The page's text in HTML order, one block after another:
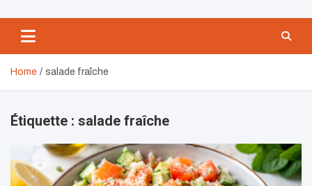
Home salade fraîche
Étiquette : salade fraîche